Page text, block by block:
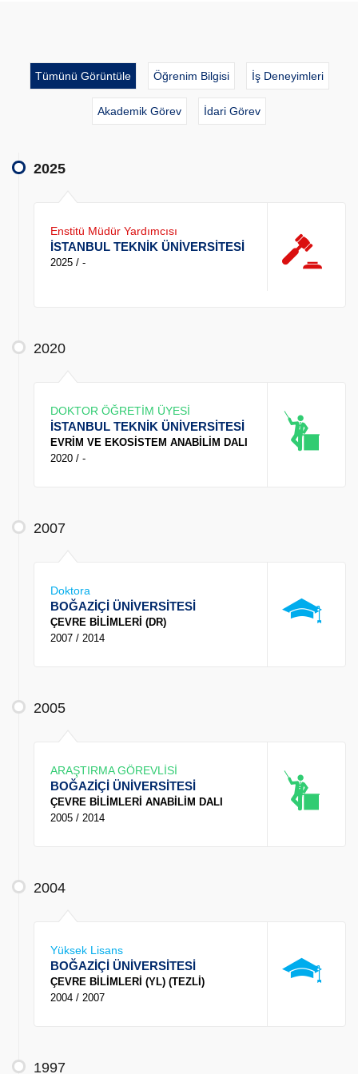
Tümünü Görüntüle Öğrenim Bilgisi İş Deneyimleri
Akademik Görev İdari Görev
2025
Enstitü Müdür Yardımcısı
İSTANBUL TEKNİK ÜNİVERSİTESİ
2025 / -
2020
DOKTOR ÖĞRETİM ÜYESİ
İSTANBUL TEKNİK ÜNİVERSİTESİ
EVRİM VE EKOSİSTEM ANABİLİM DALI
2020 / -
2007
Doktora
BOĞAZİÇİ ÜNİVERSİTESİ
ÇEVRE BİLİMLERİ (DR)
2007 / 2014
2005
ARAŞTIRMA GÖREVLİSİ
BOĞAZİÇİ ÜNİVERSİTESİ
ÇEVRE BİLİMLERİ ANABİLİM DALI
2005 / 2014
2004
Yüksek Lisans
BOĞAZİÇİ ÜNİVERSİTESİ
ÇEVRE BİLİMLERİ (YL) (TEZLİ)
2004 / 2007
1997